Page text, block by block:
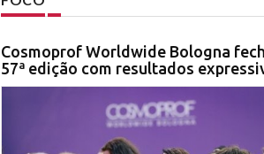
Cosmoprof Worldwide Bologna
57ª edição com resultados